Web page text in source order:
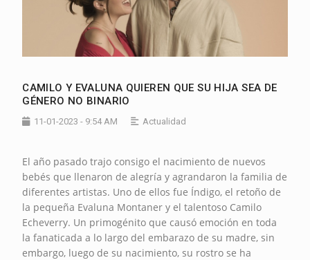
CAMILO Y EVALUNA QUIEREN QUE SU HIJA SEA DE
GÉNERO NO BINARIO
11-01-2023 - 9:54 AM Actualidad
El año pasado trajo consigo el nacimiento de nuevos
bebés que llenaron de alegría y agrandaron la familia de
diferentes artistas. Uno de ellos fue Índigo, el retoño de
la pequeña Evaluna Montaner y el talentoso Camilo
Echeverry. Un primogénito que causó emoción en toda
la fanaticada a lo largo del embarazo de su madre, sin
embargo, luego de su nacimiento, su rostro se ha